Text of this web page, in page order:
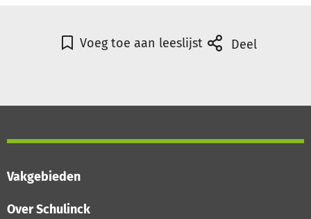
Voeg toe aan leeslijst Deel
Vakgebieden
Over Schulinck